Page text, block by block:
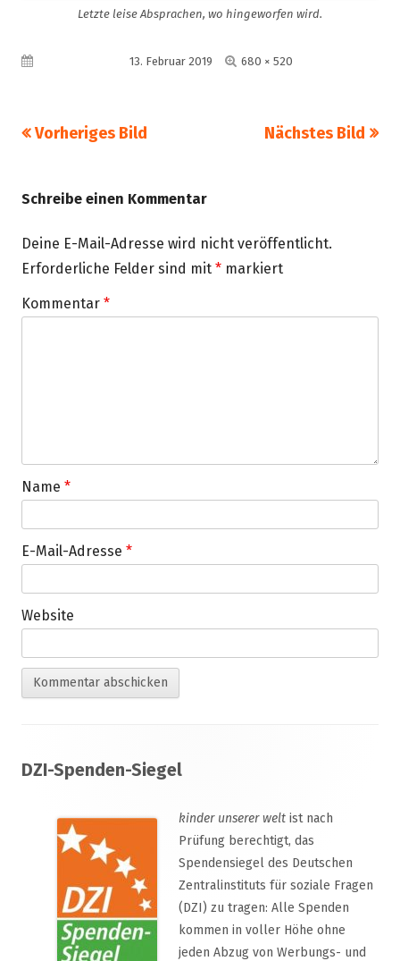
Letzte leise Absprachen, wo hingeworfen wird.
Veröffentlicht am13. Februar 2019 Volle
680 × 520
Vorheriges Bild Nächstes Bild
Schreibe einen Kommentar
Deine E-Mail-Adresse wird nicht veröffentlicht.
Erforderliche Felder sind mit * markiert
Kommentar *
Name *
E-Mail-Adresse *
Website
Inhalt
DZI-Spenden-Siegel
kinder unserer welt ist nach
Prüfung berechtigt, das
Spendensiegel des Deutschen
Zentralinstituts für soziale Fragen
(DZI) zu tragen: Alle Spenden
kommen in voller Höhe ohne
jeden Abzug von Werbungs- und